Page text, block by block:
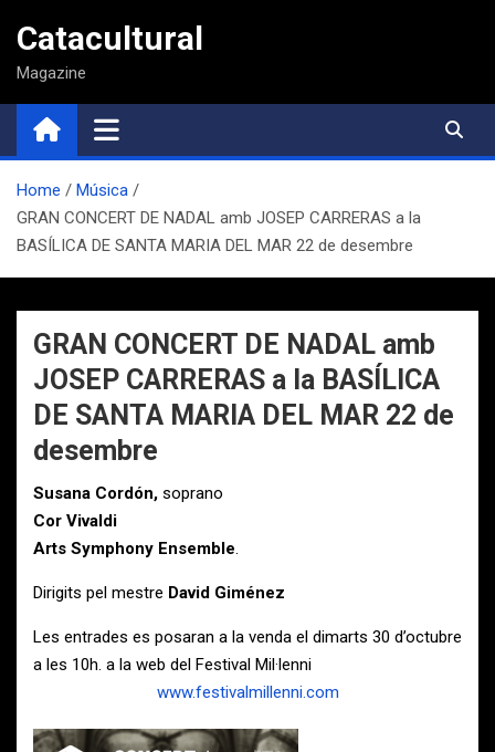
contenido
Catacultural
Magazine
Home
Música
GRAN CONCERT DE NADAL amb JOSEP CARRERAS a la
BASÍLICA DE SANTA MARIA DEL MAR 22 de desembre
GRAN CONCERT DE NADAL amb
JOSEP CARRERAS a la BASÍLICA
DE SANTA MARIA DEL MAR 22 de
desembre
Susana Cordón, soprano
Cor Vivaldi
Arts Symphony Ensemble.
Dirigits pel mestre David Giménez
Les entrades es posaran a la venda el dimarts 30 d’octubre
a les 10h. a la web del Festival Mil·lenni
www.festivalmillenni.com